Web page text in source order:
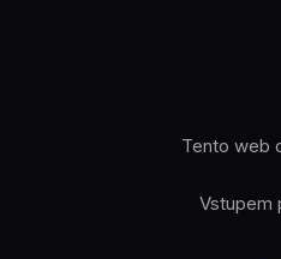
Tento web
Vstupem